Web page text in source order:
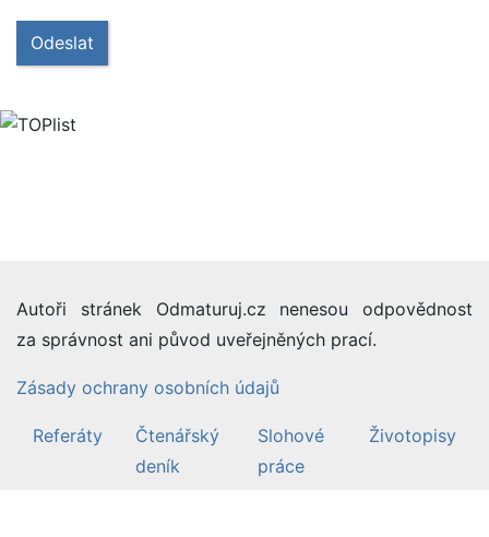
Odeslat
Autoři stránek Odmaturuj.cz nenesou odpovědnost
za správnost ani původ uveřejněných prací.
Zásady ochrany osobních údajů
Referáty
Čtenářský
deník
Slohové
práce
Životopisy